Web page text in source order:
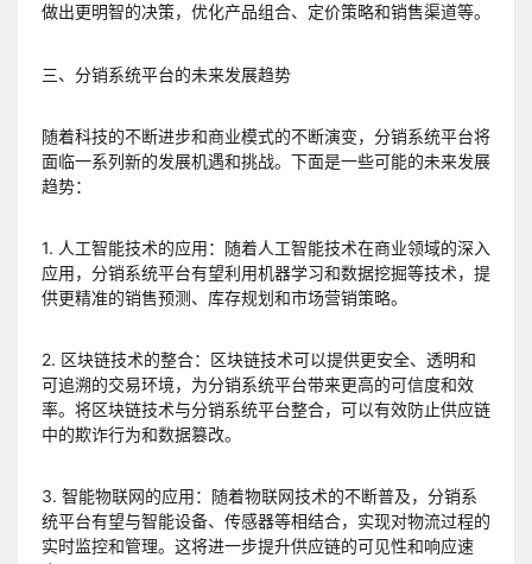
做出更明智的决策，优化产品组合、定价策略和销售渠道等。
三、分销系统平台的未来发展趋势
随着科技的不断进步和商业模式的不断演变，分销系统平台将
面临一系列新的发展机遇和挑战。下面是一些可能的未来发展
趋势：
1. 人工智能技术的应用：随着人工智能技术在商业领域的深入
应用，分销系统平台有望利用机器学习和数据挖掘等技术，提
供更精准的销售预测、库存规划和市场营销策略。
2. 区块链技术的整合：区块链技术可以提供更安全、透明和
可追溯的交易环境，为分销系统平台带来更高的可信度和效
率。将区块链技术与分销系统平台整合，可以有效防止供应链
中的欺诈行为和数据篡改。
3. 智能物联网的应用：随着物联网技术的不断普及，分销系
统平台有望与智能设备、传感器等相结合，实现对物流过程的
实时监控和管理。这将进一步提升供应链的可见性和响应速